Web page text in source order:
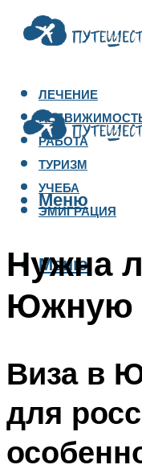
ЛЕЧЕНИЕ
РАБОТА
ТУРИЗМ
УЧЕБА
ЭМИГРАЦИЯ
Меню
Меню
Нужна
Южную
Виза в
для